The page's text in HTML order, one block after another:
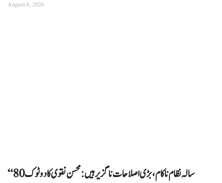
August 6, 2026
“80 سالہ نظام ناکام، بڑی اصلاحات ناگزیر ہیں: محسن نقوی کا دوٹوک